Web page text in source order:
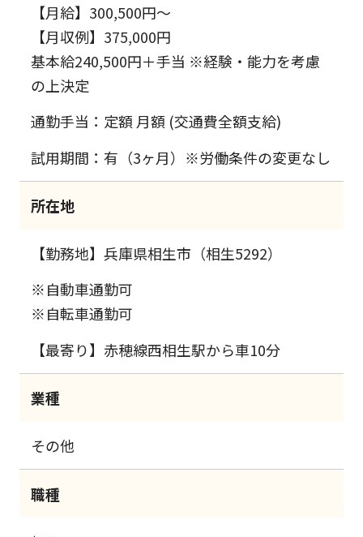
【月給】300,500円～
【月収例】375,000円
基本給240,500円＋手当 ※経験・能力を考慮
の上決定
通勤手当：定額 月額 (交通費全額支給)
試用期間：有（3ヶ月）※労働条件の変更なし
所在地
【勤務地】兵庫県相生市（相生5292）
※自動車通勤可
※自転車通勤可
【最寄り】赤穂線西相生駅から車10分
業種
その他
職種